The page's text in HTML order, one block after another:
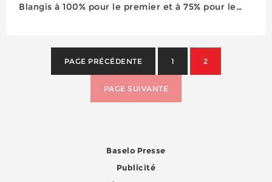
Blangis à 100% pour le premier et à 75% pour le
CDE Blangis-GLB Partners, un g...
PAGE PRÉCÉDENTE 1 2
PAGE SUIVANTE
Baselo Presse
Publicité